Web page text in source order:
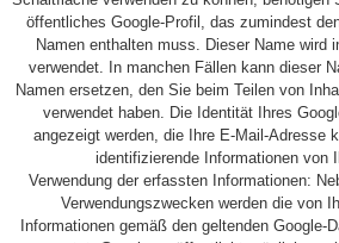
öffentliches Google-Profil, das zumindest
Namen enthalten muss. Dieser Name wird
verwendet. In manchen Fällen kann dieser
Namen ersetzen, den Sie beim Teilen von
verwendet haben. Die Identität Ihres
angezeigt werden, die Ihre E-Mail-Adresse
identifizierende Informationen von
Verwendung der erfassten Informationen:
Verwendungszwecken werden die von
Informationen gemäß den geltenden Google-